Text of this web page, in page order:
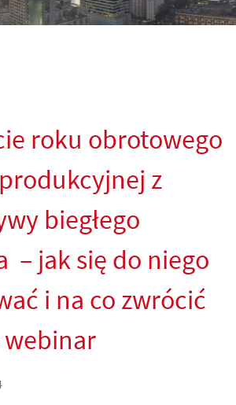
roku obrotowego
z
biegłego
– jak się do niego
i na co zwrócić
webinar